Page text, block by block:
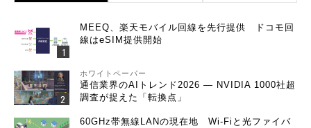
MEEQ、楽天モバイル回線を先行提供 ドコモ回
線はeSIM提供開始
ホワイトペーパー
通信業界のAIトレンド2026 ― NVIDIA 1000社超
調査が捉えた「転換点」
60GHz帯無線LANの現在地 Wi-Fiと光ファイバ